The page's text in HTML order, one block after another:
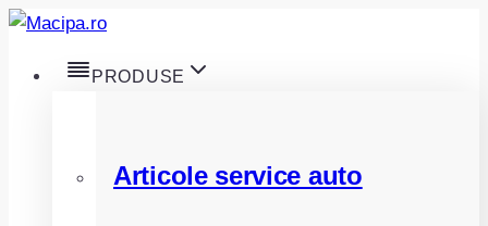
Skip
content
PRODUSE
Articole service auto